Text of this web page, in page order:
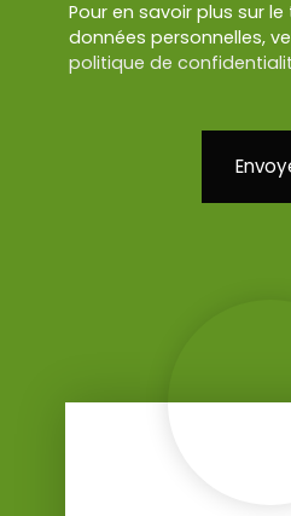
Pour en savoir plus sur
données personnelles,
politique de